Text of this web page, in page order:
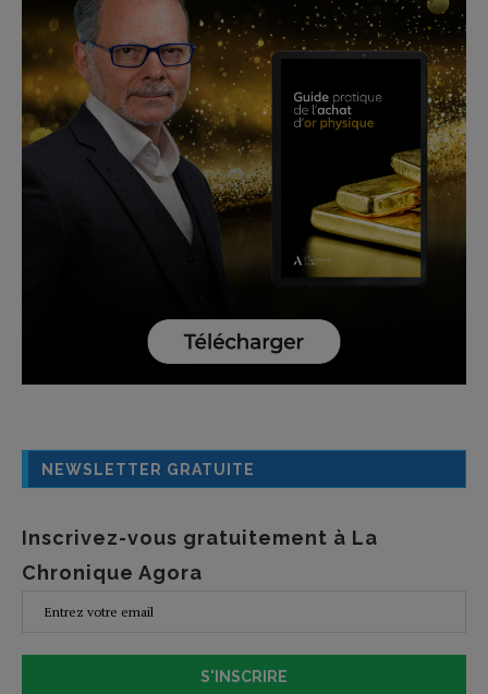
NEWSLETTER GRATUITE
Inscrivez-vous gratuitement à La
Chronique Agora
S'INSCRIRE